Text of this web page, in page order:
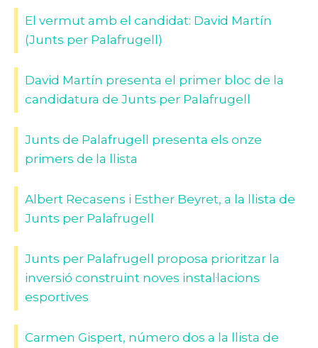
El vermut amb el candidat: David Martín
(Junts per Palafrugell)
David Martín presenta el primer bloc de la
candidatura de Junts per Palafrugell
Junts de Palafrugell presenta els onze
primers de la llista
Albert Recasens i Esther Beyret, a la llista de
Junts per Palafrugell
Junts per Palafrugell proposa prioritzar la
inversió construint noves instal·lacions
esportives
Carmen Gispert, número dos a la llista de